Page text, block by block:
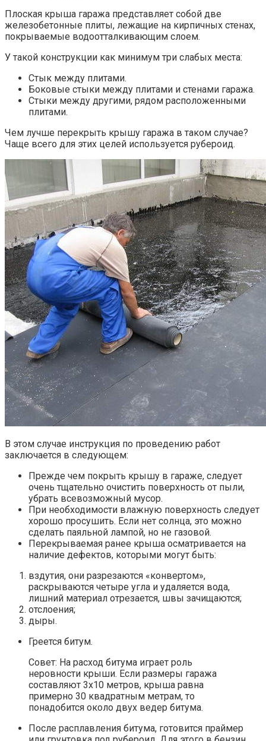
Плоская крыша гаража представляет собой две
железобетонные плиты, лежащие на кирпичных стенах,
покрываемые водоотталкивающим слоем.
У такой конструкции как минимум три слабых места:
Стык между плитами.
Боковые стыки между плитами и стенами гаража.
Стыки между другими, рядом расположенными
плитами.
Чем лучше перекрыть крышу гаража в таком случае?
Чаще всего для этих целей используется рубероид.
В этом случае инструкция по проведению работ
заключается в следующем:
Прежде чем покрыть крышу в гараже, следует
очень тщательно очистить поверхность от пыли,
убрать всевозможный мусор.
При необходимости влажную поверхность следует
хорошо просушить. Если нет солнца, это можно
сделать паяльной лампой, но не газовой.
Перекрываемая ранее крыша осматривается на
наличие дефектов, которыми могут быть:
вздутия, они разрезаются «конвертом»,
раскрываются четыре угла и удаляется вода,
лишний материал отрезается, швы зачищаются;
отслоения;
дыры.
Греется битум.
Совет: На расход битума играет роль
неровности крыши. Если размеры гаража
составляют 3х10 метров, крыша равна
примерно 30 квадратным метрам, то
понадобится около двух ведер битума.
После расплавления битума, готовится праймер